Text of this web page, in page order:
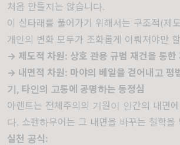
처음 만들지는 않습니다.
이 실타래를 풀어가기 위해서는 구조적(제
개인의 변화 모두가 조화롭게 이뤄져야만
→ 제도적 차원: 상호 관용 규범 재건을 통한
→ 내면적 차원: 마야의 베일을 걷어내고 평
기, 타인의 고통에 공명하는 동정심
아렌트는 전체주의의 기원이 인간의 내면
다. 쇼펜하우어는 그 내면을 바꾸는 철학을
실천 공식: